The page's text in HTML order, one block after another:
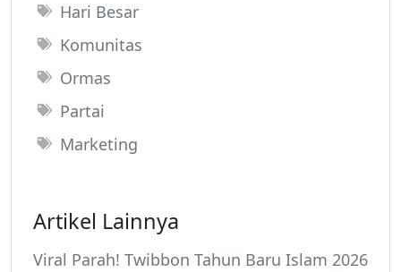
Hari Besar
Komunitas
Ormas
Partai
Marketing
Artikel Lainnya
Viral Parah! Twibbon Tahun Baru Islam 2026